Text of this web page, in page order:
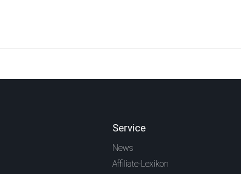
Service
News
Affiliate-Lexikon